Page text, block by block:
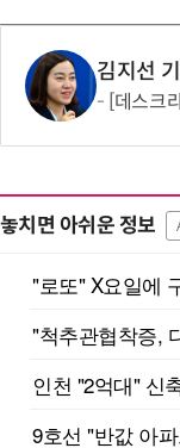
김지선
[데스크
놓치면 아쉬운 정보